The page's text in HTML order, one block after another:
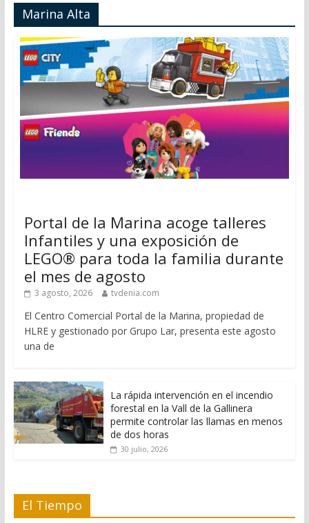
Marina Alta
Portal de la Marina acoge talleres
Infantiles y una exposición de
LEGO® para toda la familia durante
el mes de agosto
3 agosto, 2026 tvdenia.com
El Centro Comercial Portal de la Marina, propiedad de
HLRE y gestionado por Grupo Lar, presenta este agosto
una de
La rápida intervención en el incendio
forestal en la Vall de la Gallinera
permite controlar las llamas en menos
de dos horas
30 julio, 2026
El Tiempo